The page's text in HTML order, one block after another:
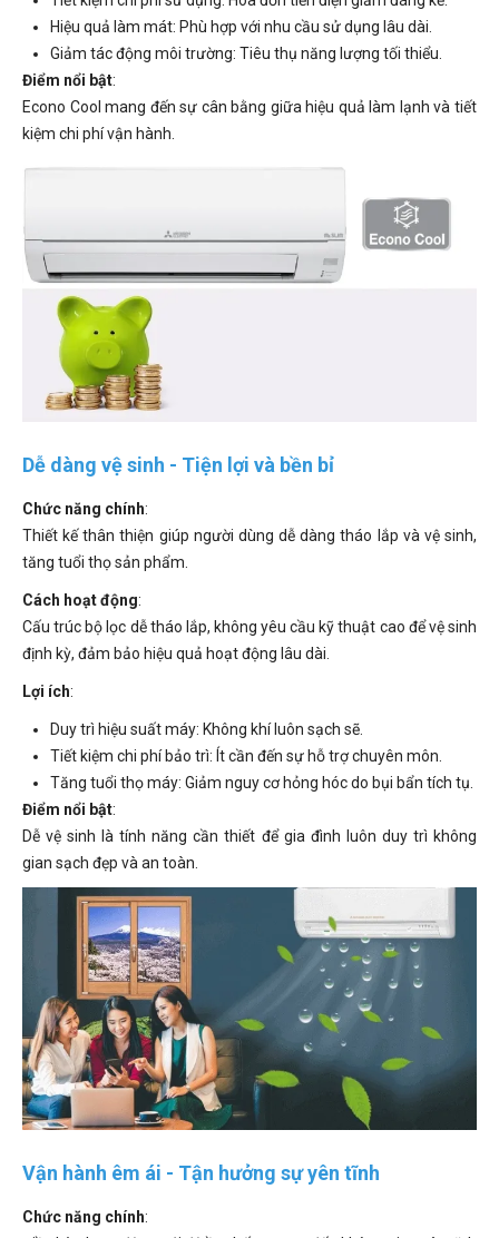
Hiệu quả làm mát: Phù hợp với nhu cầu sử dụng lâu dài.
Giảm tác động môi trường: Tiêu thụ năng lượng tối thiểu.
Điểm nổi bật:
Econo Cool mang đến sự cân bằng giữa hiệu quả làm lạnh và tiết
kiệm chi phí vận hành.
Dễ dàng vệ sinh - Tiện lợi và bền bỉ
Chức năng chính:
Thiết kế thân thiện giúp người dùng dễ dàng tháo lắp và vệ sinh,
tăng tuổi thọ sản phẩm.
Cách hoạt động:
Cấu trúc bộ lọc dễ tháo lắp, không yêu cầu kỹ thuật cao để vệ sinh
định kỳ, đảm bảo hiệu quả hoạt động lâu dài.
Lợi ích:
Duy trì hiệu suất máy: Không khí luôn sạch sẽ.
Tiết kiệm chi phí bảo trì: Ít cần đến sự hỗ trợ chuyên môn.
Tăng tuổi thọ máy: Giảm nguy cơ hỏng hóc do bụi bẩn tích tụ.
Điểm nổi bật:
Dễ vệ sinh là tính năng cần thiết để gia đình luôn duy trì không
gian sạch đẹp và an toàn.
Vận hành êm ái - Tận hưởng sự yên tĩnh
Chức năng chính: